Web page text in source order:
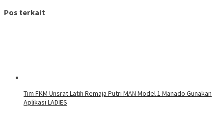
Pos terkait
Tim FKM Unsrat Latih Remaja Putri MAN Model 1 Manado Gunakan
Aplikasi LADIES